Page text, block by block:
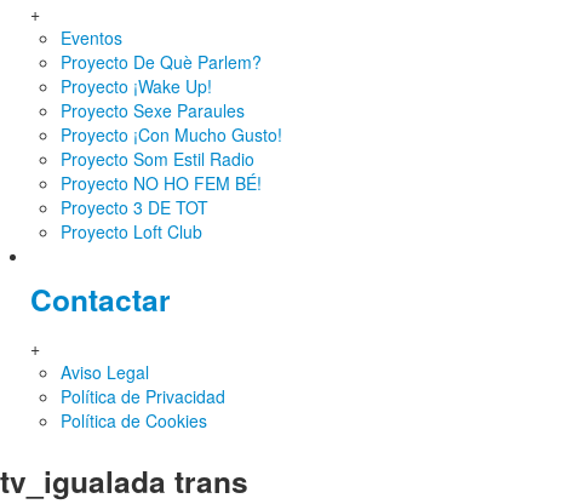
+
Eventos
Proyecto De Què Parlem?
Proyecto ¡Wake Up!
Proyecto Sexe Paraules
Proyecto ¡Con Mucho Gusto!
Proyecto Som Estil Radio
Proyecto NO HO FEM BÉ!
Proyecto 3 DE TOT
Proyecto Loft Club
Contactar
+
Aviso Legal
Política de Privacidad
Política de Cookies
tv_igualada trans